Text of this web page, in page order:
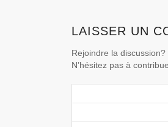
LAISSER UN
Rejoindre la discussion?
N’hésitez pas à